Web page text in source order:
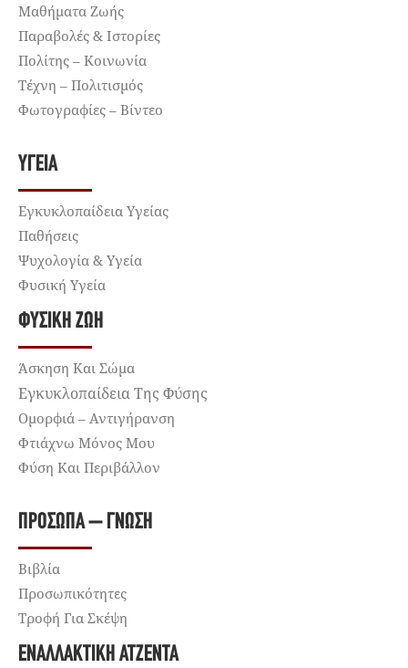
Μαθήματα Ζωής
Παραβολές & Ιστορίες
Πολίτης – Κοινωνία
Τέχνη – Πολιτισμός
Φωτογραφίες – Βίντεο
ΥΓΕΊΑ
Εγκυκλοπαίδεια Υγείας
Παθήσεις
Ψυχολογία & Υγεία
Φυσική Υγεία
ΦΥΣΙΚΉ ΖΩΉ
Άσκηση Και Σώμα
Εγκυκλοπαίδεια Της Φύσης
Ομορφιά – Αντιγήρανση
Φτιάχνω Μόνος Μου
Φύση Και Περιβάλλον
ΠΡΌΣΩΠΑ – ΓΝΏΣΗ
Βιβλία
Προσωπικότητες
Τροφή Για Σκέψη
ΕΝΑΛΛΑΚΤΙΚΉ ΑΤΖΈΝΤΑ